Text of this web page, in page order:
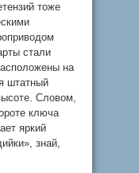
тоже
стали
на
штатный
Словом,
ключа
яркий
знай,